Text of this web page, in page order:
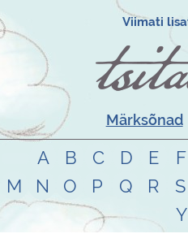
Viimati
Märksõnad
A B C D E F
M
N O P Q R S
Y